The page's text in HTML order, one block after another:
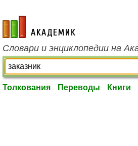
academic.ru
Словари и энциклопедии на
Толкования Переводы Книги